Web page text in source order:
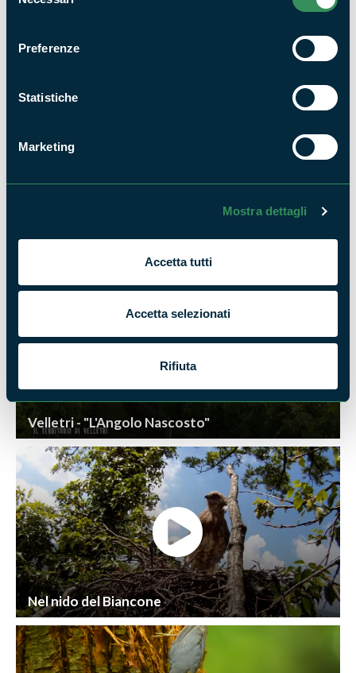
Preferenze
Statistiche
Marketing
Mostra dettagli
Accetta tutti
Accetta selezionati
Rifiuta
"Castelli Romani"
Velletri - "L'Angolo Nascosto"
Nel nido del Biancone